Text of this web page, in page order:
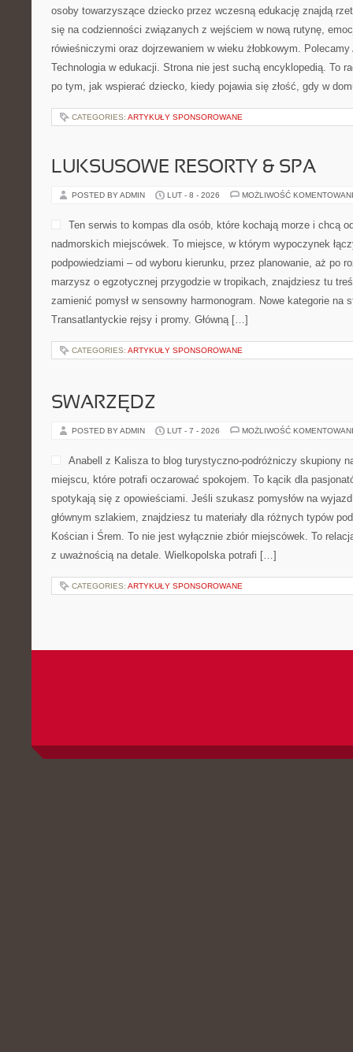
osoby towarzyszące dziecko przez wczesną edukację znajdą
się na codzienności związanych z wejściem w nową rutynę,
rówieśniczymi oraz dojrzewaniem w wieku żłobkowym.
Technologia w edukacji. Strona nie jest suchą encyklopedią. To
po tym, jak wspierać dziecko, kiedy pojawia się złość, gdy w
CATEGORIES: ARTYKUŁY SPONSOROWANE
LUKSUSOWE RESORTY & SPA
POSTED BY ADMIN LUT - 8 - 2026 MOŻLIWOŚĆ
Ten serwis to kompas dla osób, które kochają morze i chcą
nadmorskich miejscówek. To miejsce, w którym wypoczynek
podpowiedziami – od wyboru kierunku, przez planowanie, aż po
marzysz o egzotycznej przygodzie w tropikach, znajdziesz tu
zamienić pomysł w sensowny harmonogram. Nowe kategorie na
Transatlantyckie rejsy i promy. Główną […]
CATEGORIES: ARTYKUŁY SPONSOROWANE
SWARZĘDZ
POSTED BY ADMIN LUT - 7 - 2026 MOŻLIWOŚĆ
Anabell z Kalisza to blog turystyczno-podróżniczy skupiony
miejscu, które potrafi oczarować spokojem. To kącik dla
spotykają się z opowieściami. Jeśli szukasz pomysłów na
głównym szlakiem, znajdziesz tu materiały dla różnych typów
Kościan i Śrem. To nie jest wyłącznie zbiór miejscówek. To
z uważnością na detale. Wielkopolska potrafi […]
CATEGORIES: ARTYKUŁY SPONSOROWANE